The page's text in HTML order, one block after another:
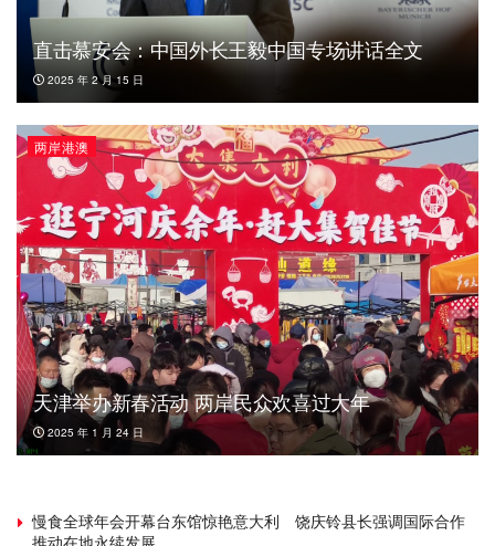
直击慕安会：中国外长王毅中国专场讲话全文
2025 年 2 月 15 日
两岸港澳
天津举办新春活动 两岸民众欢喜过大年
2025 年 1 月 24 日
慢食全球年会开幕台东馆惊艳意大利 饶庆铃县长强调国际合作
推动在地永续发展